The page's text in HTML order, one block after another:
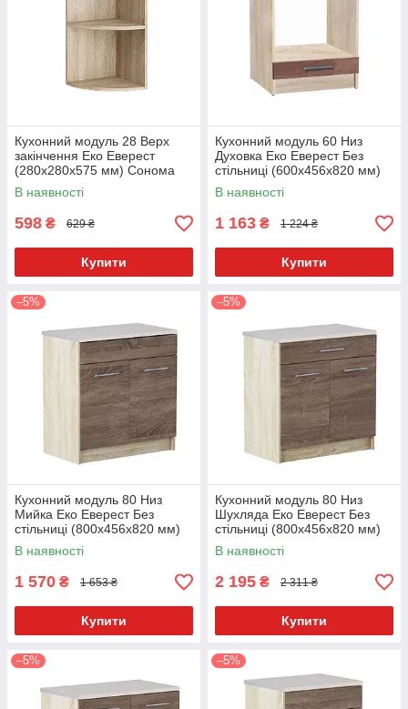
Кухонний модуль 28 Верх
закінчення Еко Еверест
(280х280х575 мм) Сонома
В наявності
598 ₴ 629 ₴
Купити
Кухонний модуль 60 Низ
Духовка Еко Еверест Без
стільниці (600х456х820 мм)
Сонома/Трюфель
В наявності
1 163 ₴ 1 224 ₴
Купити
–5%
Кухонний модуль 80 Низ
Мийка Еко Еверест Без
стільниці (800х456х820 мм)
Сонома/Трюфель
В наявності
1 570 ₴ 1 653 ₴
Купити
–5%
Кухонний модуль 80 Низ
Шухляда Еко Еверест Без
стільниці (800х456х820 мм)
Сонома/Трюфель
В наявності
2 195 ₴ 2 311 ₴
Купити
–5% –5%